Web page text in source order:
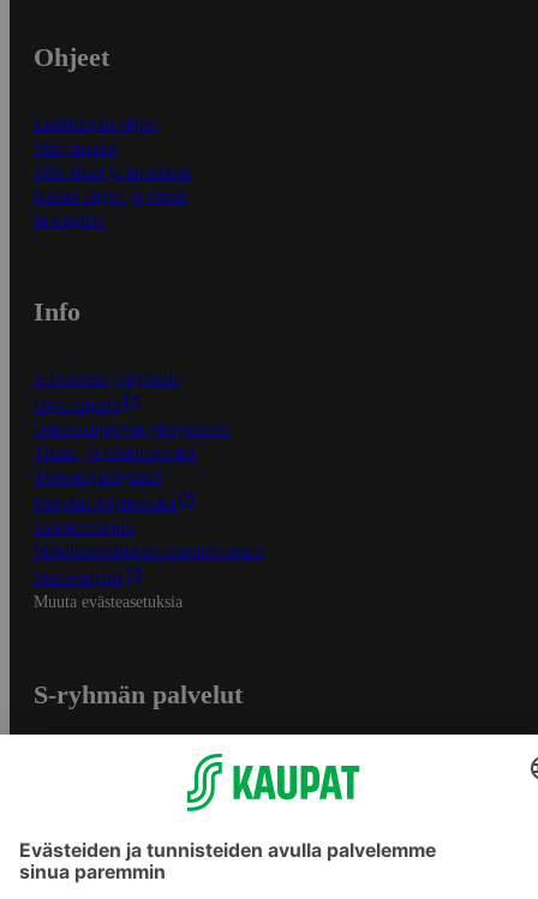
Ohjeet
Ensitilaajan ohjeet
Näin maksat
Näin tilaat ja muokkaat
Kaikki ohjeet ja vinkit
In English
Info
S-Business yrityksille
Oiva-raportit
Osuuskauppojen yhteystiedot
Tilaus- ja toimitusehdot
Tietosuojakäytäntö
Palvelun käyttöehdot
Saavutettavuus
Mobiilisovelluksen saavutettavuus
Mainostajalle
Muuta evästeasetuksia
S-ryhmän palvelut
Yhteishyvä Ruoka -sovellus
S-ostoslista -sovellus
Prisma.fi